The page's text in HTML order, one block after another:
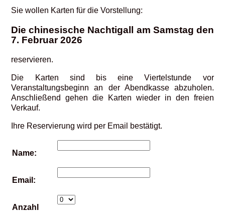
Sie wollen Karten für die Vorstellung:
Die chinesische Nachtigall am Samstag den
7. Februar 2026
reservieren.
Die Karten sind bis eine Viertelstunde vor
Veranstaltungsbeginn an der Abendkasse abzuholen.
Anschließend gehen die Karten wieder in den freien
Verkauf.
Ihre Reservierung wird per Email bestätigt.
Name:
Email:
Anzahl